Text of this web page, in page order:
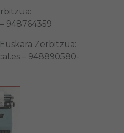
948764359
Zerbitzua:
– 948890580-